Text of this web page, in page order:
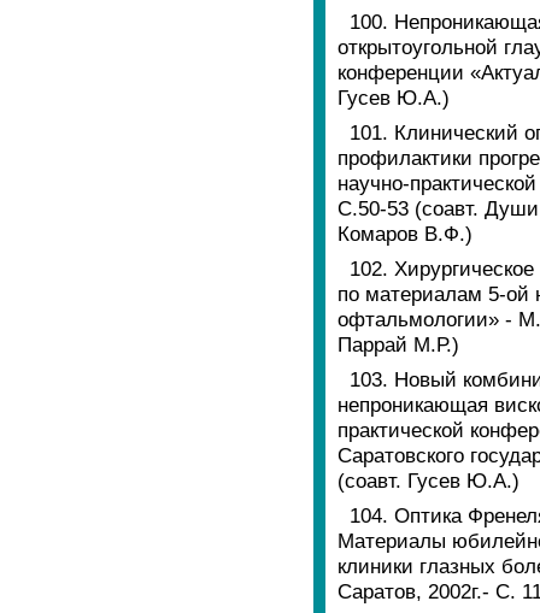
100.
открытоугольной
конференции
Гусев Ю.А.)
101. Клинический
профилактики
научно-
С.50-53 (соавт.
Комаров В.Ф.)
102.
по материалам 5-ой
офтальмологии» -
Паррай М.Р.)
103. Новый
непроникающая
практической
Саратовского
(соавт. Гусев Ю.А.)
104. Оптика
Материалы
клиники глазных
Саратов, 2002г.- С.